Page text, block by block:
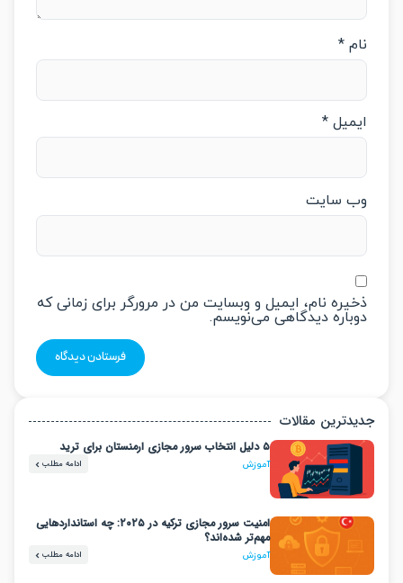
سایت
نام، ایمیل و وبسایت من در مرورگر برای زمانی که
دیدگاهی می‌نویسم.
مقالات
آموزش
امنیت سرور مجازی ترکیه در ۲۰۲۵: چه استانداردهایی
مهم‌تر شده‌اند؟
آموزش